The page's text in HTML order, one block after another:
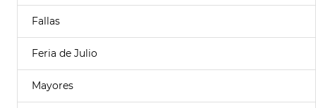
Fallas
Feria de Julio
Mayores